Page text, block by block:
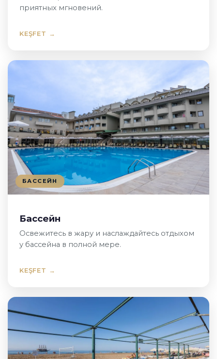
приятных мгновений.
KEŞFET →
БАССЕЙН
Бассейн
Освежитесь в жару и наслаждайтесь отдыхом
у бассейна в полной мере.
KEŞFET →